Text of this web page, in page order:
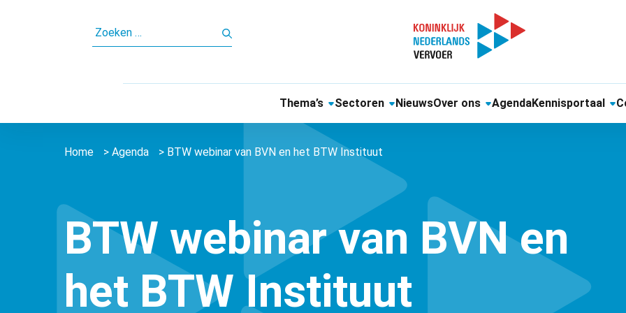
NAAR:
Thema’s Sectoren NieuwsOver ons AgendaKennisportaal
Home > Agenda > BTW webinar van BVN en het BTW Instituut
BTW webinar van BVN en
het BTW Instituut